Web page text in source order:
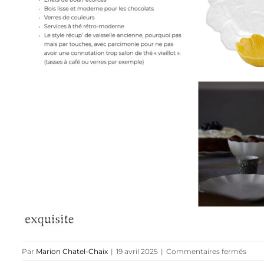
Par Marion Chatel-Chaix | 19 avril 2025 | Commentaires ferméssur